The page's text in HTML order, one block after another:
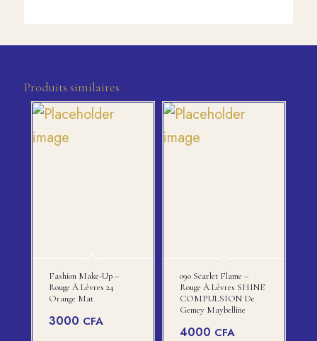
Produits similaires
Fashion Make-Up –
Rouge À Lèvres 24
Orange Mat
3000 CFA
090 Scarlet Flame –
Rouge À Lèvres SHINE
COMPULSION De
Gemey Maybelline
4000 CFA